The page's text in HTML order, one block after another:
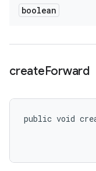
boolean
createForward
public void